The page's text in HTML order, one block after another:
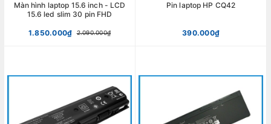
Màn hình laptop 15.6 inch - LCD
15.6 led slim 30 pin FHD
1.850.000₫ 2.090.000₫
Pin laptop HP CQ42
390.000₫